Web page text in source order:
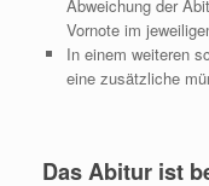
Abweichung der
Vornote im
In einem weiteren
eine zusätzliche
Das Abitur ist